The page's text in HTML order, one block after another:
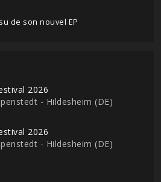
de son nouvel EP
2026
- Hildesheim (DE)
2026
- Hildesheim (DE)